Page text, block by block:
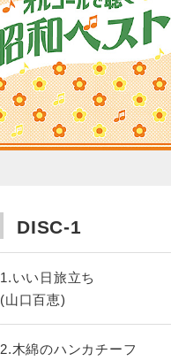
DISC-1
1.いい日旅立ち
(山口百恵)
2.木綿のハンカチーフ